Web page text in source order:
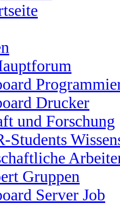
Drucker
und Forschung
Students
Gruppen
Server Job